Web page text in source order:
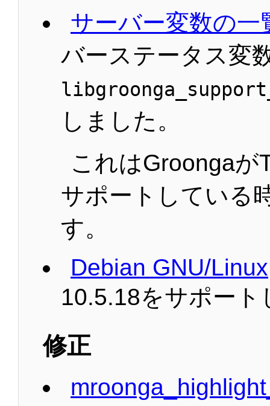
サーバー変数の一
バーステータス変
しました。
これはGroongaが
サポートしている
す。
Debian GNU/Linux
10.5.18をサポート
修正